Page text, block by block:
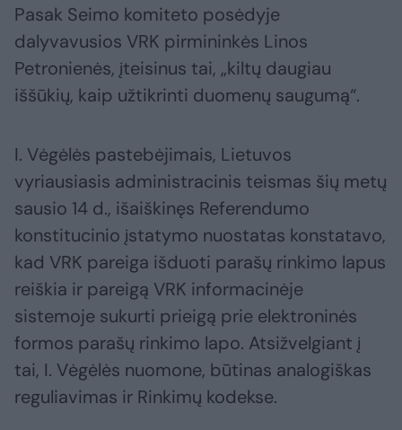
Pasak Seimo komiteto posėdyje
dalyvavusios VRK pirmininkės Linos
Petronienės, įteisinus tai, „kiltų daugiau
iššūkių, kaip užtikrinti duomenų saugumą“.
I. Vėgėlės pastebėjimais, Lietuvos
vyriausiasis administracinis teismas šių metų
sausio 14 d., išaiškinęs Referendumo
konstitucinio įstatymo nuostatas konstatavo,
kad VRK pareiga išduoti parašų rinkimo lapus
reiškia ir pareigą VRK informacinėje
sistemoje sukurti prieigą prie elektroninės
formos parašų rinkimo lapo. Atsižvelgiant į
tai, I. Vėgėlės nuomone, būtinas analogiškas
reguliavimas ir Rinkimų kodekse.